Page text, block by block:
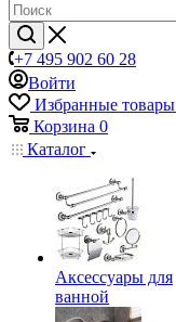
+7 495 902 60 28
Войти
Избранные товары
Корзина 0
Каталог
Аксессуары для
ванной